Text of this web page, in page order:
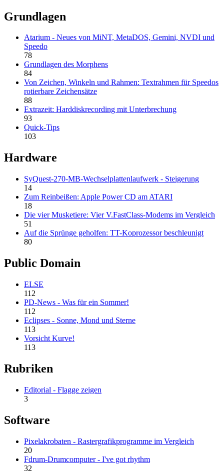
Grundlagen
Atarium - Neues von MiNT, MetaDOS, Gemini, NVDI und
Speedo
78
Grundlagen des Morphens
84
Von Zeichen, Winkeln und Rahmen: Textrahmen für Speedos
rotierbare Zeichensätze
88
Extrazeit: Harddiskrecording mit Unterbrechung
93
Quick-Tips
103
Hardware
SyQuest-270-MB-Wechselplattenlaufwerk - Steigerung
14
Zum Reinbeißen: Apple Power CD am ATARI
18
Die vier Musketiere: Vier V.FastClass-Modems im Vergleich
51
Auf die Sprünge geholfen: TT-Koprozessor beschleunigt
80
Public Domain
ELSE
112
PD-News - Was für ein Sommer!
112
Eclipses - Sonne, Mond und Sterne
113
Vorsicht Kurve!
113
Rubriken
Editorial - Flagge zeigen
3
Software
Pixelakrobaten - Rastergrafikprogramme im Vergleich
20
Fdrum-Drumcomputer - I've got rhythm
32